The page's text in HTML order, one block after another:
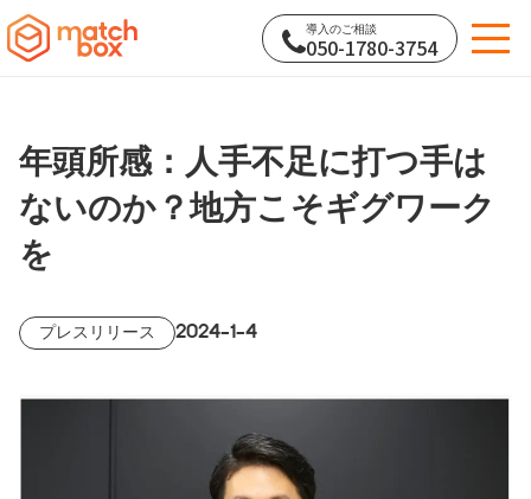
導入のご相談
050-1780-3754
年頭所感：人手不足に打つ手は
ないのか？地方こそギグワーク
を
プレスリリース 2024-1-4